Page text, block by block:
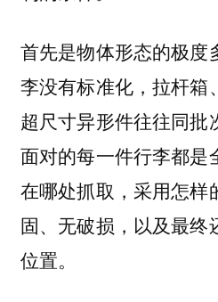
首先是物体形态的极度
李没有标准化，拉杆箱
超尺寸异形件往往同批
面对的每一件行李都是
在哪处抓取，采用怎样
固、无破损，以及最终
位置。